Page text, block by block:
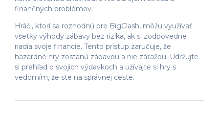
finančných problémov.
Hráči, ktorí sa rozhodnú pre BigClash, môžu využívať
všetky výhody zábavy bez rizika, ak si zodpovedne
riadia svoje financie. Tento prístup zaručuje, že
hazardné hry zostanú zábavou a nie záťažou. Udržujte
si prehľad o svojich výdavkoch a užívajte si hry s
vedomím, že ste na správnej ceste.